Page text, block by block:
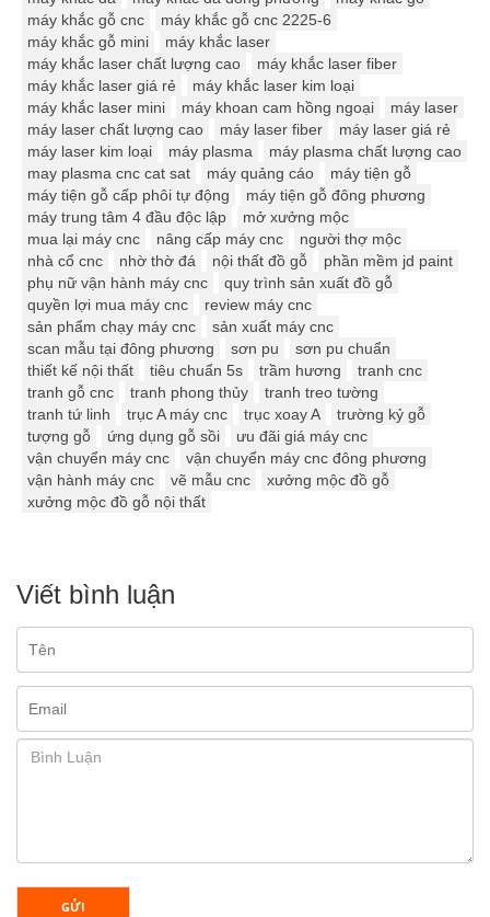
máy khắc gỗ cnc
máy khắc gỗ cnc 2225-6
máy khắc gỗ mini
máy khắc laser
máy khắc laser chất lượng cao
máy khắc laser fiber
máy khắc laser giá rẻ
máy khắc laser kim loại
máy khắc laser mini
máy khoan cam hồng ngoại
máy laser
máy laser chất lượng cao
máy laser fiber
máy laser giá rẻ
máy laser kim loại
máy plasma
máy plasma chất lượng cao
may plasma cnc cat sat
máy quảng cáo
máy tiện gỗ
máy tiện gỗ cấp phôi tự động
máy tiện gỗ đông phương
máy trung tâm 4 đầu độc lập
mở xưởng mộc
mua lại máy cnc
nâng cấp máy cnc
người thợ mộc
nhà cổ cnc
nhờ thờ đá nội thất đồ gỗ
phần mềm jd paint
phụ nữ vận hành máy cnc
quy trình sản xuất đồ gỗ
quyền lợi mua máy cnc
review máy cnc
sản phẩm chạy máy cnc
sản xuất máy cnc
scan mẫu tại đông phương
sơn pu
sơn pu chuẩn
thiết kế nội thất
tiêu chuẩn 5s trầm hương
tranh cnc
tranh gỗ cnc
tranh phong thủy
tranh treo tường
tranh tứ linh
trục A máy cnc trục xoay A
trường kỷ gỗ
tượng gỗ
ứng dụng gỗ sồi
ưu đãi giá máy cnc
vận chuyển máy cnc
vận chuyển máy cnc đông phương
vận hành máy cnc
vẽ mẫu cnc
xưởng mộc đồ gỗ
xưởng mộc đồ gỗ nội thất
Viết bình luận
GỬI